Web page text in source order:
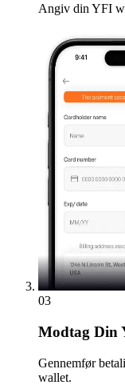
Angiv din YFI
03
Modtag Din
Gennemfør
wallet.